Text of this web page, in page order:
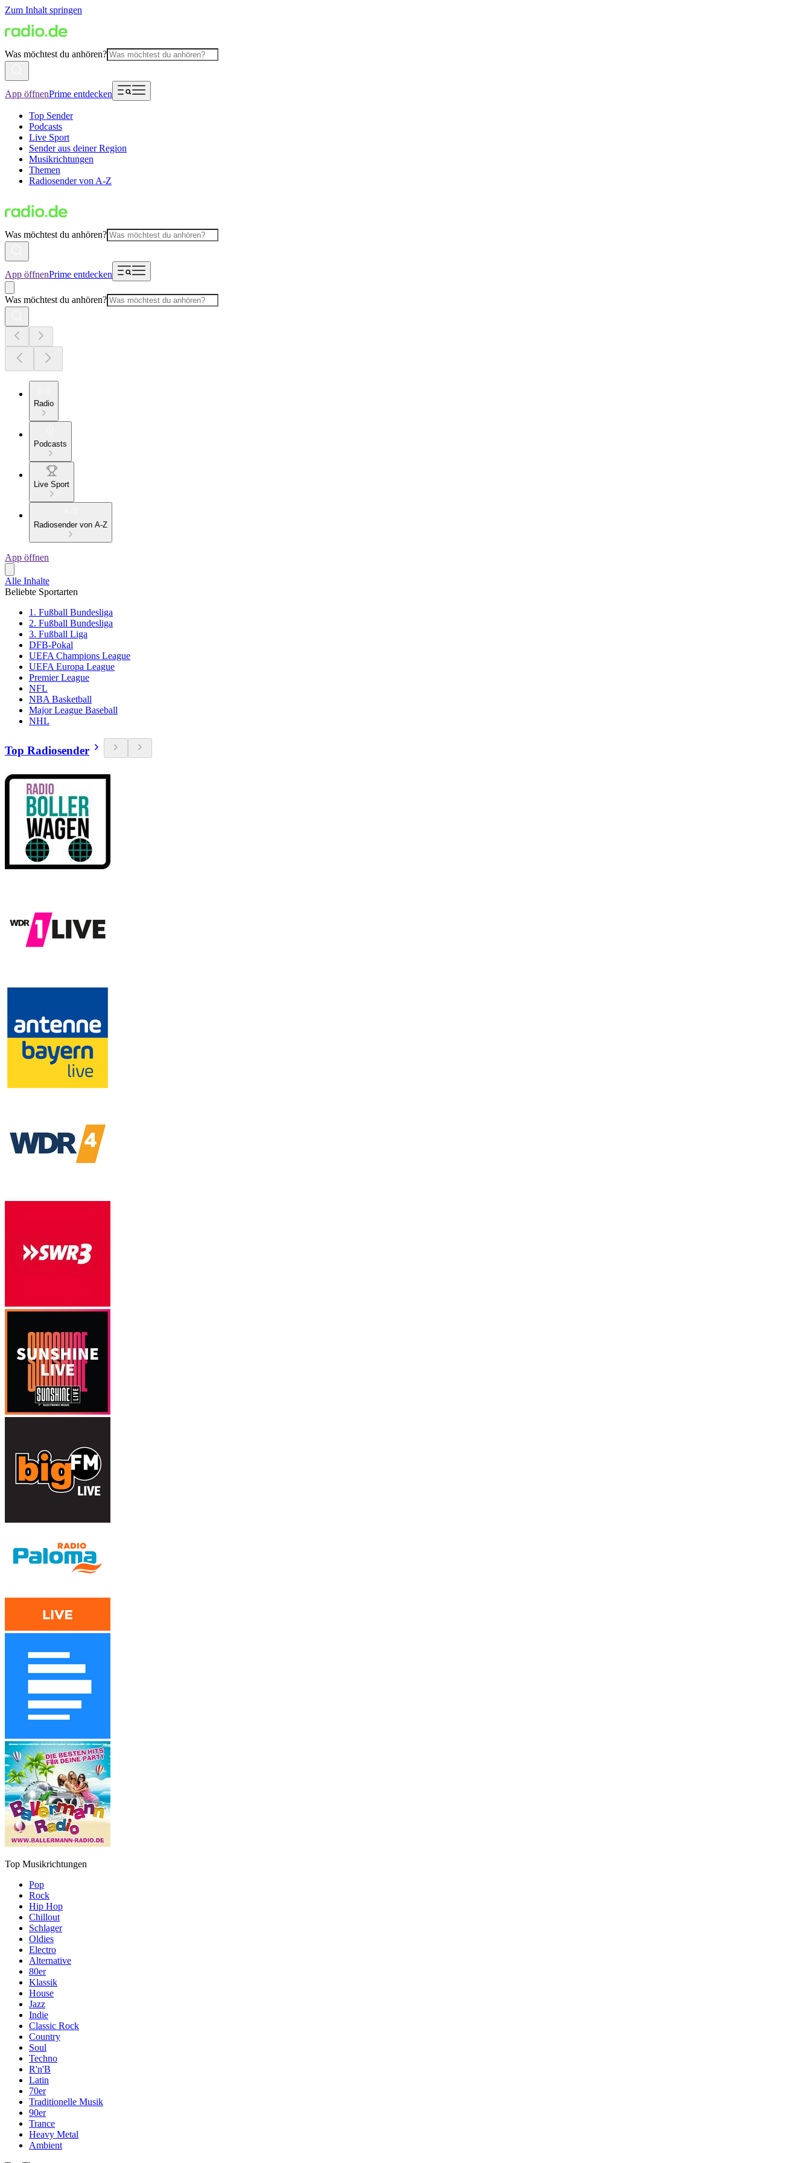
Zum Inhalt springen
Was möchtest du anhören?
App öffnenPrime entdecken
Top Sender
Podcasts
Live Sport
Sender aus deiner Region
Musikrichtungen
Themen
Radiosender von A-Z
Was möchtest du anhören?
App öffnenPrime entdecken
Was möchtest du anhören?
Radio
Podcasts
Live Sport
Radiosender von A-Z
App öffnen
Alle Inhalte
Beliebte Sportarten
1. Fußball Bundesliga
2. Fußball Bundesliga
3. Fußball Liga
DFB-Pokal
UEFA Champions League
UEFA Europa League
Premier League
NFL
NBA Basketball
Major League Baseball
NHL
Top Radiosender
Top Musikrichtungen
Pop
Rock
Hip Hop
Chillout
Schlager
Oldies
Electro
Alternative
80er
Klassik
House
Jazz
Indie
Classic Rock
Country
Soul
Techno
R'n'B
Latin
70er
Traditionelle Musik
90er
Trance
Heavy Metal
Ambient